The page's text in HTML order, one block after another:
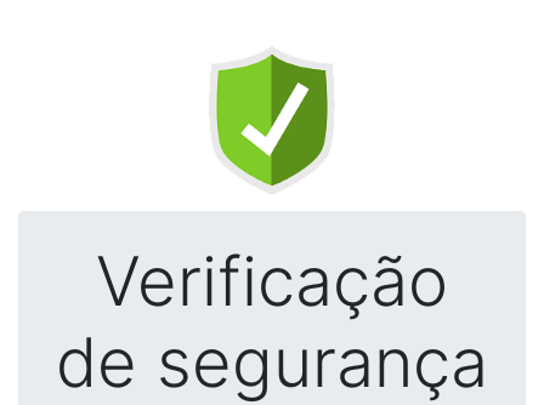
Verificação
de segurança